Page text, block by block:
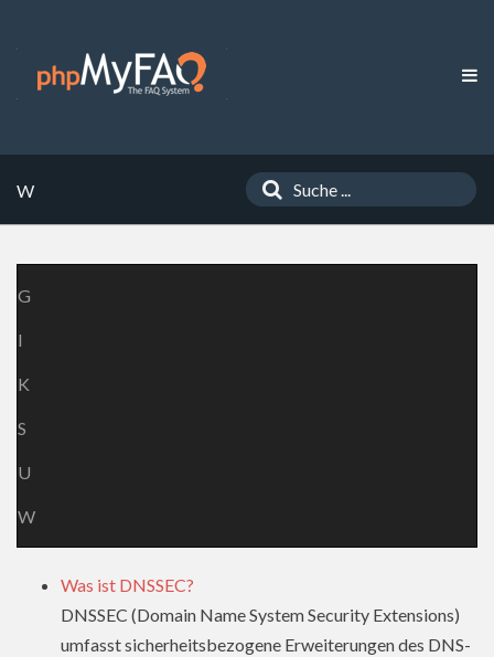
W
G
I
K
S
U
W
Was ist DNSSEC?
DNSSEC (Domain Name System Security Extensions)
umfasst sicherheitsbezogene Erweiterungen des DNS-